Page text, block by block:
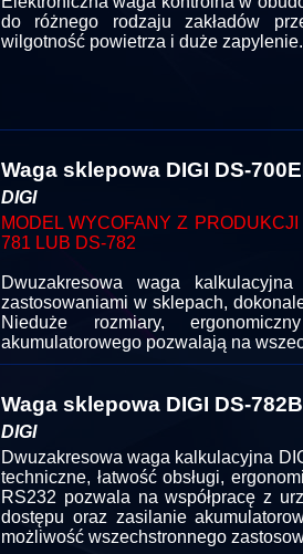
do różnego rodzaju zakładów
wilgotność powietrza i duże zapylenie.
Waga sklepowa DIGI DS-
DIGI
MODEL WYCOFANY Z
781 LUB DS-782
Dwuzakresowa waga
zastosowaniami w sklepach,
Nieduże rozmiary,
akumulatorowego pozwalają na
Waga sklepowa DIGI DS-
DIGI
Dwuzakresowa waga kalkulacyjna
techniczne, łatwość obsługi,
RS232 pozwala na współpracę z
dostępu oraz zasilanie
możliwość wszechstronnego